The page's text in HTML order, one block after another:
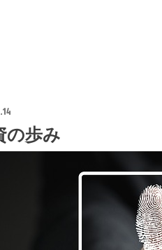
の歩み